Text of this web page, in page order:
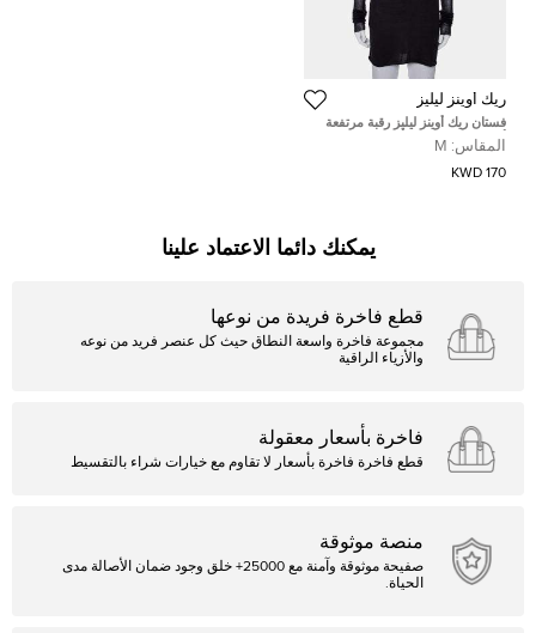
ريك أوينز ليليز
فستان ريك أوينز ليليز رقبة مرتفعة
أكمام طويلة تريكو أسود مقاس وسط
(ميديوم)
المقاس: M
170 KWD
يمكنك دائما الاعتماد علينا
قطع فاخرة فريدة من نوعها
مجموعة فاخرة واسعة النطاق حيث كل عنصر فريد من نوعه
والأزياء الراقية
فاخرة بأسعار معقولة
قطع فاخرة فاخرة بأسعار لا تقاوم مع خيارات شراء بالتقسيط
منصة موثوقة
صفيحة موثوقة وآمنة مع 25000+ خلق وجود ضمان الأصالة مدى
الحياة.